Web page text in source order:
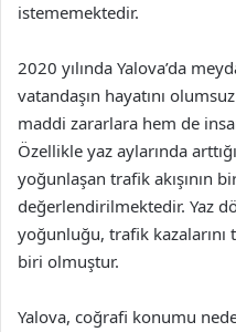
istememektedir.
2020 yılında Yalova’da
vatandaşın hayatını
maddi zararlara hem de
Özellikle yaz aylarında
yoğunlaşan trafik akışının
değerlendirilmektedir. Yaz
yoğunluğu, trafik
biri olmuştur.
Yalova, coğrafi konumu